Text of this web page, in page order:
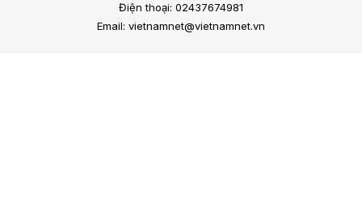
Điện thoại: 02437674981
Email: vietnamnet@vietnamnet.vn